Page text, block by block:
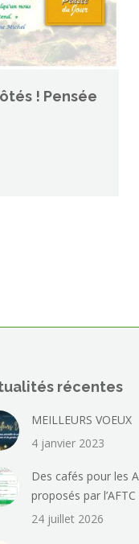
! Pensée
récentes
MEILLEURS VOEUX
4 janvier 2023
Des cafés pour les
proposés par
24 juillet 2026